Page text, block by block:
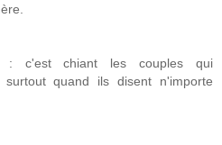
: c'est chiant les couples qui
quand ils disent n'importe